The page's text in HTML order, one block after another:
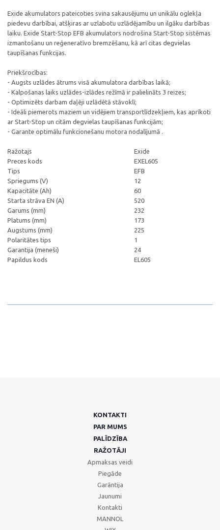
Exide akumulators pateicoties svina sakausējumu un unikālu oglekļa
piedevu darbībai, atšķiras ar uzlabotu uzlādējamību un ilgāku darbības
laiku. Exide Start-Stop EFB akumulators nodrošina Start-Stop sistēmas
izmantošanu un reģeneratīvo bremzēšanu, kā arī citas degvielas
taupīšanas funkcijas.
Priekšrocības:
- Augsts uzlādes ātrums visā akumulatora darbības laikā;
- Kalpošanas laiks uzlādes-izlādes režīmā ir palielināts 3 reizes;
- Optimizēts darbam daļēji uzlādētā stāvoklī;
- Ideāli piemerots maziem un vidējiem transportlīdzekļiem, kas aprīkoti
ar Start-Stop un citām degvielas taupīšanas funkcijām;
- Garante optimālu funkcionešanu motora nodalījumā .
Ražotajs
Exide
Preces kods
EXEL605
Tips
EFB
Spriegums (V)
12
Kapacitāte (Ah)
60
Starta strāva EN (A)
520
Garums (mm)
232
Platums (mm)
173
Augstums (mm)
225
Polaritātes tips
1
Garantija (meneši)
24
Papildus kods
EL605
KONTAKTI
PAR MUMS
PALĪDZĪBA
RAŽOTĀJI
Apmaksas veidi
Piegāde
Garāntija
Jaunumi
Kontakti
MANNOL